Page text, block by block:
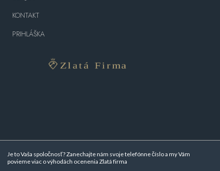
Je to Vaša spoločnosť? Zanechajte nám svoje telefónne číslo a my Vám
povieme viac ovýhodách ocenenia Zlatá firma
KONTAKT
PRIHLÁŠKA